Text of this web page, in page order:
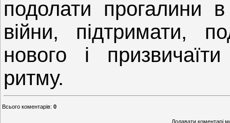
подолати прогалини
війни, підтримати,
нового і
ритму.
Всього коментарів: 0
Додавати коментарі